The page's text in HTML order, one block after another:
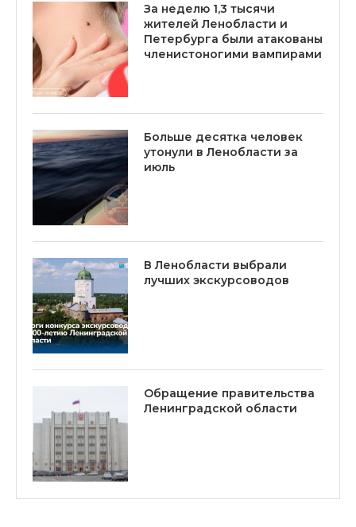
За неделю 1,3 тысячи
жителей Ленобласти и
Петербурга были атакованы
членистоногими вампирами
Больше десятка человек
утонули в Ленобласти за
июль
В Ленобласти выбрали
лучших экскурсоводов
Обращение правительства
Ленинградской области